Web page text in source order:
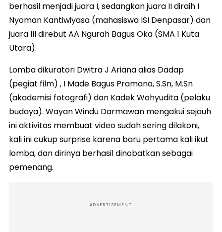
berhasil menjadi juara I, sedangkan juara II diraih I
Nyoman Kantiwiyasa (mahasiswa ISI Denpasar) dan
juara III direbut AA Ngurah Bagus Oka (SMA 1 Kuta
Utara).
Lomba dikuratori Dwitra J Ariana alias Dadap
(pegiat film) , I Made Bagus Pramana, S.Sn, M.Sn
(akademisi fotografi) dan Kadek Wahyudita (pelaku
budaya). Wayan Windu Darmawan mengakui sejauh
ini aktivitas membuat video sudah sering dilakoni,
kali ini cukup surprise karena baru pertama kali ikut
lomba, dan dirinya berhasil dinobatkan sebagai
pemenang.
ADVERTISEMENT